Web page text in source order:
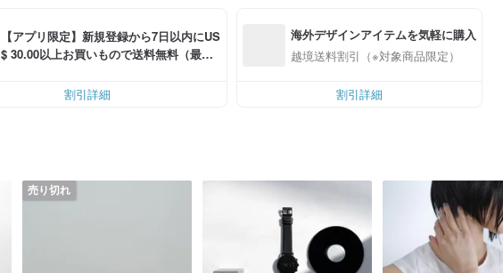
【アプリ限定】新規登録から7日以内にUS
$ 30.00以上お買いもので送料無料（最大U
割引詳細
海外デザインアイテムを気軽に購入
越境送料割引（※対象商品限定）
割引詳細
売り切れ